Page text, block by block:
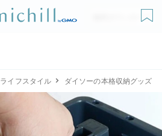
無料ダウンロード
ライフスタイル ダイソーの本格収納グッズ